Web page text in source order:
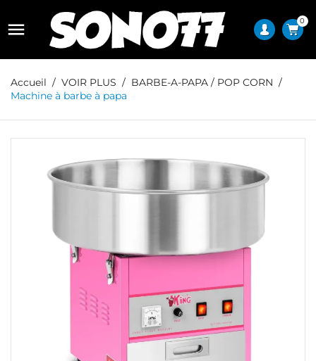
 0
Accueil VOIR PLUS
BARBE-A-PAPA / POP CORN
Machine à barbe à papa